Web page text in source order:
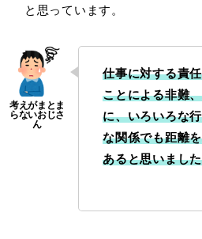
と思っています。
仕事に対する責
ことによる非難
に、いろいろな
な関係でも距離
あると思いまし